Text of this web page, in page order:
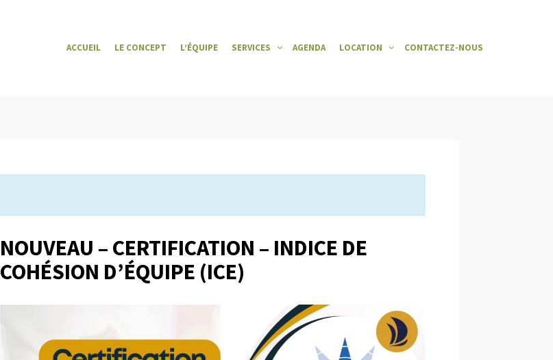
ACCUEIL LE CONCEPT L’ÉQUIPE SERVICES AGENDA LOCATION CONTACTEZ-NOUS
NOUVEAU – CERTIFICATION – INDICE DE
COHÉSION D’ÉQUIPE (ICE)